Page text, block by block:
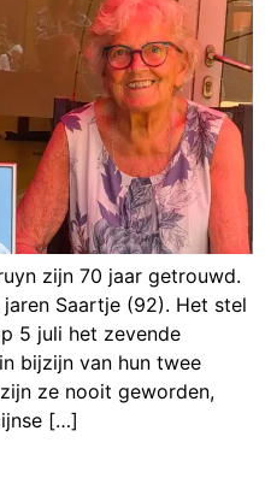
zijn 70 jaar getrouwd.
Saartje (92). Het stel
5 juli het zevende
bijzijn van hun twee
ze nooit geworden,
[…]